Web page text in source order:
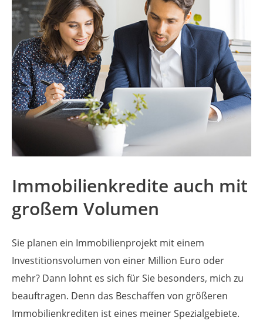
Immobilienkredite auch mit
großem Volumen
Sie planen ein Immobilienprojekt mit einem
Investitions­volumen von einer Million Euro oder
mehr? Dann lohnt es sich für Sie besonders, mich zu
beauftragen. Denn das Beschaffen von größeren
Immobilien­krediten ist eines meiner Spezial­gebiete.